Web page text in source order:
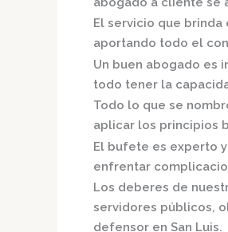
El servicio que brinda
aportando todo el
Un buen abogado es
todo tener la
Todo lo que se
aplicar los principios
El bufete es experto
enfrentar
Los deberes de
servidores públicos,
defensor en San Luis.